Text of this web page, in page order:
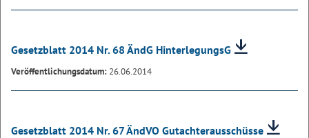
Gesetzblatt 2014 Nr. 68 ÄndG HinterlegungsG
Veröffentlichungsdatum: 26.06.2014
Gesetzblatt 2014 Nr. 67 ÄndVO Gutachterausschüsse